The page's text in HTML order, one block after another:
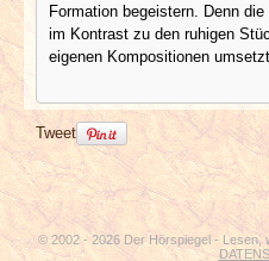
Formation begeistern. Denn
im Kontrast zu den ruhigen
eigenen Kompositionen
Tweet
© 2002 - 2026 Der Hörspiegel -